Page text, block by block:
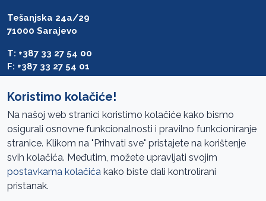
Tešanjska 24a/29
71000 Sarajevo
T: +387 33 27 54 00
F: +387 33 27 54 01
Pristup informacijama
Mapa sajta
Oglasi
Koristimo kolačiće!
Na našoj web stranici koristimo kolačiće kako bismo
osigurali osnovne funkcionalnosti i pravilno funkcioniranje
stranice. Klikom na "Prihvati sve" pristajete na korištenje
svih kolačića. Međutim, možete upravljati svojim
postavkama kolačića kako biste dali kontrolirani
pristanak.